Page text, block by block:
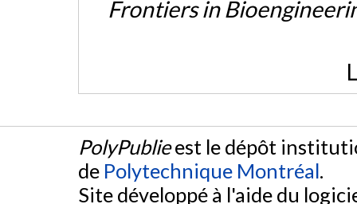
Frontiers in
PolyPublieest le dépôt
de Polytechnique Montréal.
Site développé à l'aide du